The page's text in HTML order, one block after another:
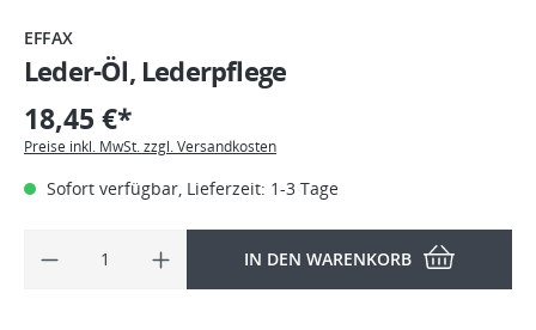
EFFAX
Leder-Öl, Lederpflege
18,45 €*
Preise inkl. MwSt. zzgl. Versandkosten
Sofort verfügbar, Lieferzeit: 1-3 Tage
IN DEN WARENKORB